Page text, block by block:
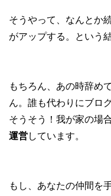
そうやって、なんとか
がアップする。という
もちろん、あの時辞め
ん。誰も代わりにブロ
そうそう！我が家の場合
運営しています。
もし、あなたの仲間を